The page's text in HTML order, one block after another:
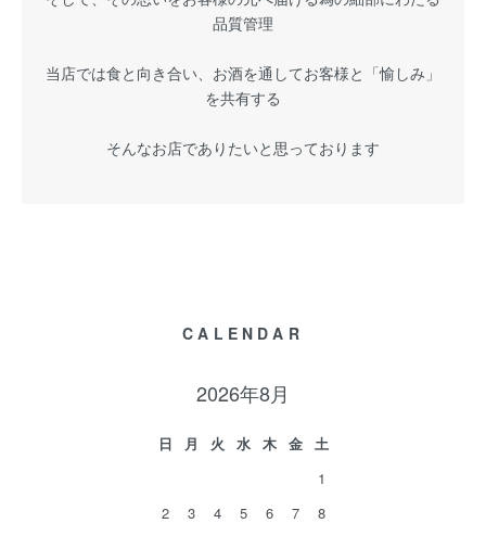
品質管理
当店では食と向き合い、お酒を通してお客様と「愉しみ」
を共有する
そんなお店でありたいと思っております
CALENDAR
2026年8月
日 月 火 水 木 金
土
1
2
3 4 5 6 7
8